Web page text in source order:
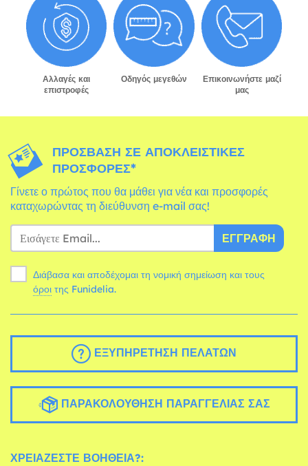
Αλλαγές και
επιστροφές
Οδηγός μεγεθών
Επικοινωνήστε μαζί
μας
ΠΡΌΣΒΑΣΗ ΣΕ ΑΠΟΚΛΕΙΣΤΙΚΈΣ
ΠΡΟΣΦΟΡΈΣ*
Γίνετε ο πρώτος που θα μάθει για νέα και προσφορές
καταχωρώντας τη διεύθυνση e-mail σας!
ΕΓΓΡΑΦΉ
Διάβασα και αποδέχομαι τη νομική σημείωση και τους
όροι της Funidelia.
ΕΞΥΠΗΡΈΤΗΣΗ ΠΕΛΑΤΏΝ
ΠΑΡΑΚΟΛΟΎΘΗΣΗ ΠΑΡΑΓΓΕΛΊΑΣ ΣΑΣ
ΧΡΕΙΆΖΕΣΤΕ ΒΟΉΘΕΙΑ?: